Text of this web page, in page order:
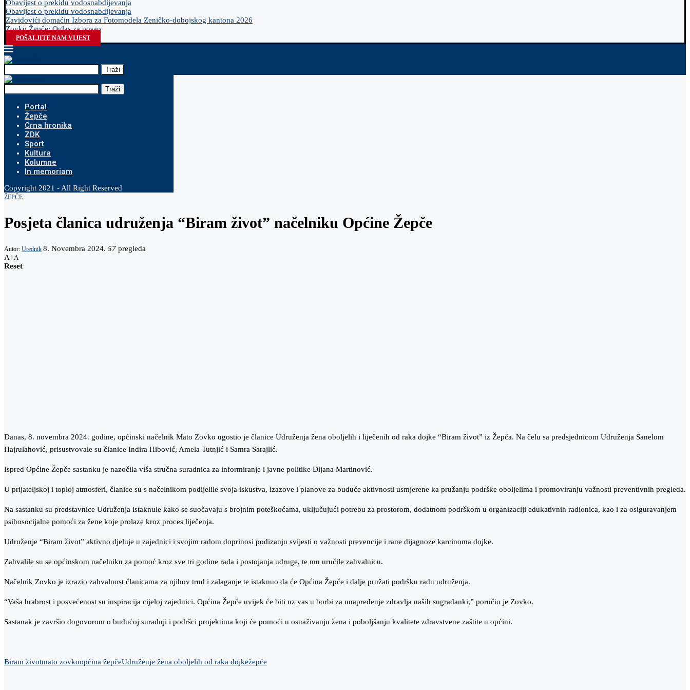
Obavijest o prekidu vodosnabdijevanja
Obavijest o prekidu vodosnabdijevanja
Zavidovići domaćin Izbora za Fotomodela Zeničko-dobojskog kantona 2026
Zovko Žepče: Oglas za posao
POŠALJITE NAM VIJEST
Traži
Traži
Portal
Žepče
Crna hronika
ZDK
Sport
Kultura
Kolumne
In memoriam
Copyright 2021 - All Right Reserved
ŽEPČE
Posjeta članica udruženja “Biram život” načelniku Općine Žepče
Autor: Urednik 8. Novembra 2024. 57 pregleda
A+A-
Reset
Danas, 8. novembra 2024. godine, općinski načelnik Mato Zovko ugostio je članice Udruženja žena oboljelih i liječenih od raka dojke “Biram život” iz Žepča. Na čelu sa predsjednicom Udruženja Sanelom
Hajrulahović, prisustvovale su članice Indira Hibović, Amela Tutnjić i Samra Sarajlić.
Ispred Općine Žepče sastanku je nazočila viša stručna suradnica za informiranje i javne politike Dijana Martinović.
U prijateljskoj i toploj atmosferi, članice su s načelnikom podijelile svoja iskustva, izazove i planove za buduće aktivnosti usmjerene ka pružanju podrške oboljelima i promoviranju važnosti preventivnih pregleda.
Na sastanku su predstavnice Udruženja istaknule kako se suočavaju s brojnim poteškoćama, uključujući potrebu za prostorom, dodatnom podrškom u organizaciji edukativnih radionica, kao i za osiguravanjem
psihosocijalne pomoći za žene koje prolaze kroz proces liječenja.
Udruženje “Biram život” aktivno djeluje u zajednici i svojim radom doprinosi podizanju svijesti o važnosti prevencije i rane dijagnoze karcinoma dojke.
Zahvalile su se općinskom načelniku za pomoć kroz sve tri godine rada i postojanja udruge, te mu uručile zahvalnicu.
Načelnik Zovko je izrazio zahvalnost članicama za njihov trud i zalaganje te istaknuo da će Općina Žepče i dalje pružati podršku radu udruženja.
“Vaša hrabrost i posvećenost su inspiracija cijeloj zajednici. Općina Žepče uvijek će biti uz vas u borbi za unapređenje zdravlja naših sugrađanki,” poručio je Zovko.
Sastanak je završio dogovorom o budućoj suradnji i podršci projektima koji će pomoći u osnaživanju žena i poboljšanju kvalitete zdravstvene zaštite u općini.
Biram životmato zovkoopćina žepčeUdruženje žena oboljelih od raka dojkežepče